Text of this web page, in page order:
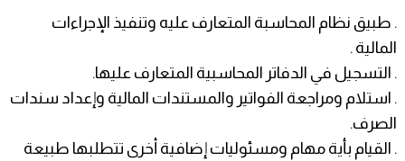
. طبيق نظام المحاسبة المتعارف عليه وتنفيذ الإجراءات
المالية .
. التسجيل في الدفاتر المحاسبية المتعارف عليها.
. استلام ومراجعة الفواتير والمستندات المالية وإعداد سندات
الصرف.
. القيام بأية مهام ومسئوليات إضافية أخرى تتطلبها طبيعة